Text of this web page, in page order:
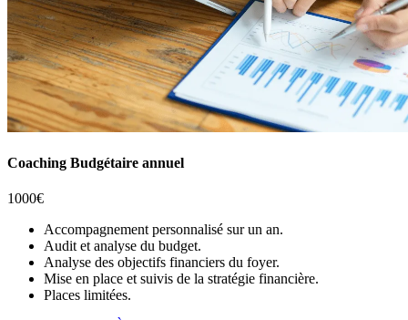
Coaching Budgétaire annuel
1000€
Accompagnement personnalisé sur un an.
Audit et analyse du budget.
Analyse des objectifs financiers du foyer.
Mise en place et suivis de la stratégie financière.
Places limitées.